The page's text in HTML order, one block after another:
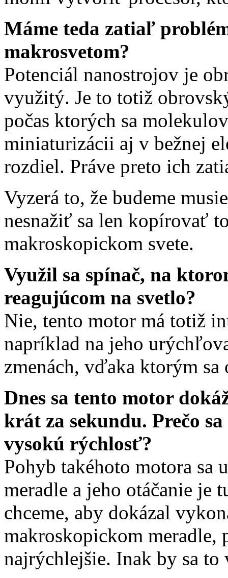
Máme teda zatiaľ
makrosvetom?
Potenciál nanostrojov je
využitý. Je to totiž
počas ktorých sa
miniaturizácii aj v bežnej
rozdiel. Práve preto ich
Vyzerá to, že budeme
nesnažiť sa len kopírovať
makroskopickom svete.
Využil sa spínač, na
reagujúcom na svetlo?
Nie, tento motor má totiž
napríklad na jeho
zmenách, vďaka ktorým sa
Dnes sa tento motor
krát za sekundu. Prečo
vysokú rýchlosť?
Pohyb takéhoto motora sa
meradle a jeho otáčanie je
chceme, aby dokázal
makroskopickom meradle,
najrýchlejšie. Inak by sa